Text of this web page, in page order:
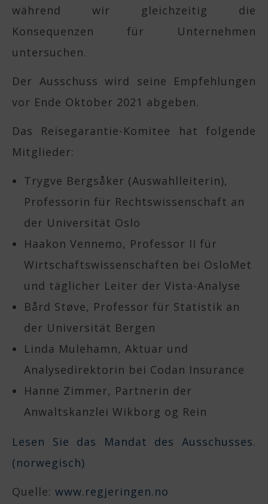
während wir gleichzeitig die
Konsequenzen für Unternehmen
untersuchen.
Der Ausschuss wird seine Empfehlungen
vor Ende Oktober 2021 abgeben.
Das Reisegarantie-Komitee hat folgende
Mitglieder:
Trygve Bergsåker (Auswahlleiterin),
Professorin für Rechtswissenschaft an
der Universität Oslo
Haakon Vennemo, Professor II für
Wirtschaftswissenschaften bei OsloMet
und täglicher Leiter der Vista-Analyse
Bård Støve, Professor für Statistik an
der Universität Bergen
Linda Mulehamn, Aktuar und
Analysedirektorin bei Codan Insurance
Hanne Zimmer, Partnerin der
Anwaltskanzlei Wikborg og Rein
Lesen Sie das Mandat des Ausschusses.
(norwegisch)
Quelle: www.regjeringen.no